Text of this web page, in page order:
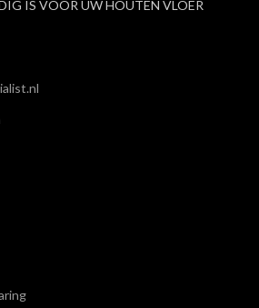
IS VOOR UW HOUTEN VLOER